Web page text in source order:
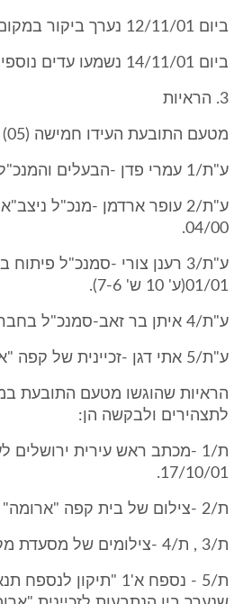
ביום 12/11/01 נערך ביקור במקום.
ביום 14/11/01 נשמעו עדים נוספים וסיכומי הצדדים.
3. הראיות
מטעם התובעת העידו חמישה (05) עדים:
ע"ת/1 עמרי פדן -הבעלים והמנכ"ל של החברה התובעת.
04/00.
ע"ת/3 רענן צורי -סמנכ"ל
01/01(ע' 10 ש' 7-6).
ע"ת/4 איתן בר זאב-סמנכ"ל בחברה התובעת.
ע"ת/5 אתי דגן -זכיינית של קפה "ארומה" בתמ"ר.
הראיות שהוגשו מטעם התובעת
לתצהירים ולבקשה הן:
ת/1 -מכתב ראש עירית ירושלים
17/10/01.
ת/2 -צילום של בית קפה "ארומה" בתמ"ר.
ת/3 , ת/4 -צילומים של מסעדת מקדונלד'ס בתמ"ר
ת/5 - נספח א'1 "תיקון